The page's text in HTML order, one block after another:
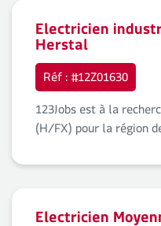
Electricien
Herstal
Réf : #12Z01630
123Jobs est à la
(H/FX) pour la région